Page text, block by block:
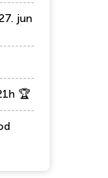
jun
🏆